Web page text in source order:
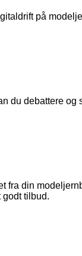
på
du debattere
din
tilbud.